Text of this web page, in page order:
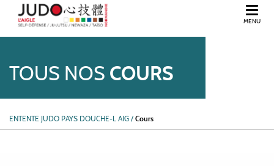
MENU
TOUS NOS COURS
ENTENTE JUDO PAYS DOUCHE-L AIG / Cours